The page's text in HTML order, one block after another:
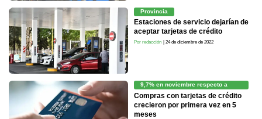
Provincia
Estaciones de servicio dejarían de
aceptar tarjetas de crédito
Por redacción | 24 de diciembre de 2022
9,7% en noviembre respecto a
octubre
Compras con tarjetas de crédito
crecieron por primera vez en 5
meses